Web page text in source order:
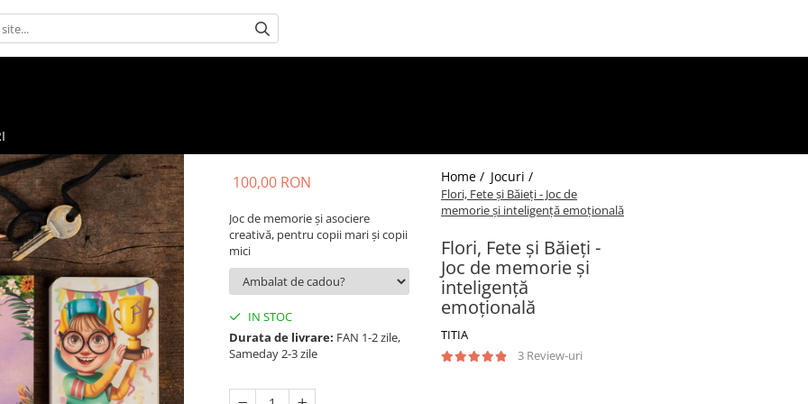
Home / Jocuri /
Flori, Fete și Băieți - Joc de
memorie și inteligență emoțională
Flori, Fete și Băieți -
Joc de memorie și
inteligență
emoțională
TITIA
3 Review-uri
100,00 RON
Joc de memorie și asociere
creativă, pentru copii mari și copii
mici
IN STOC
Durata de livrare: FAN 1-2 zile,
Sameday 2-3 zile